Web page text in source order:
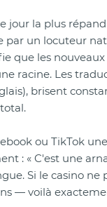
jour la plus
par un locuteur
que les
racine. Les
brisent
ou TikTok
: « C'est une
Si le casino
— voilà